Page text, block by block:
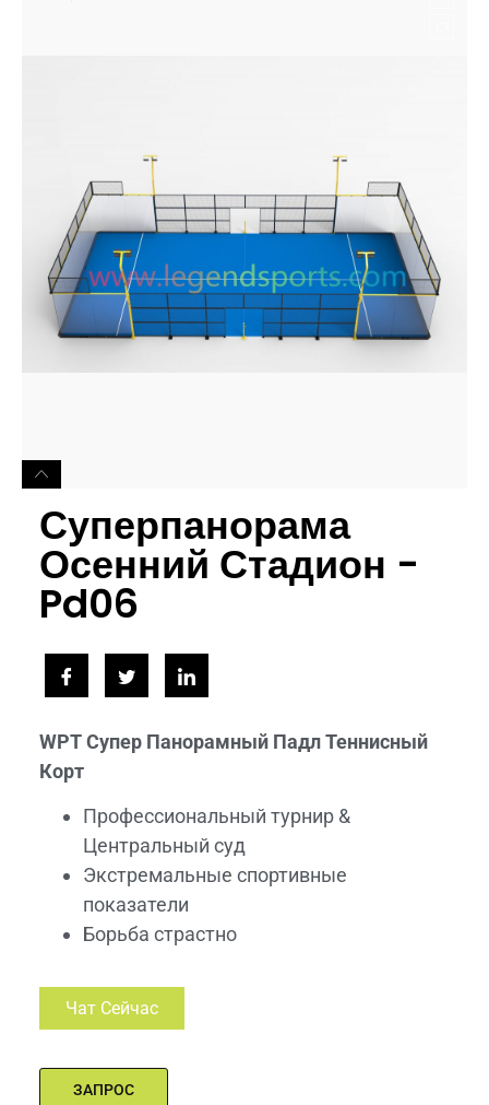
Суперпанорама
Осенний Стадион -
Pd06
WPT Супер Панорамный Падл Теннисный
Корт
Профессиональный турнир &
Центральный суд
Экстремальные спортивные
показатели
Борьба страстно
Чат Сейчас
ЗАПРОС